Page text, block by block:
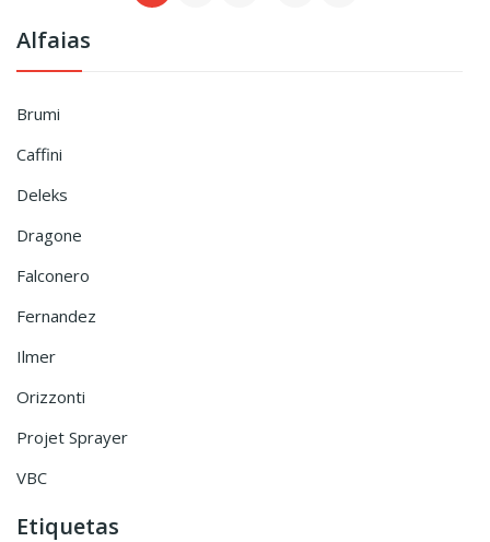
Alfaias
Brumi
Caffini
Deleks
Dragone
Falconero
Fernandez
Ilmer
Orizzonti
Projet Sprayer
VBC
Etiquetas